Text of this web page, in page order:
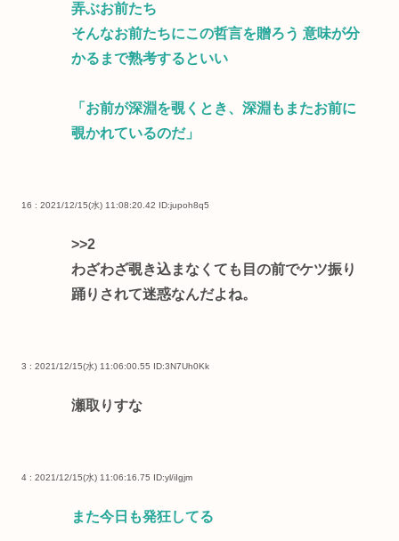
弄ぶお前たち
そんなお前たちにこの哲言を贈ろう 意味が分
かるまで熟考するといい
「お前が深淵を覗くとき、深淵もまたお前に
覗かれているのだ」
16 : 2021/12/15(水) 11:08:20.42 ID:jupoh8q5
>>2
わざわざ覗き込まなくても目の前でケツ振り
踊りされて迷惑なんだよね。
3 : 2021/12/15(水) 11:06:00.55 ID:3N7Uh0Kk
瀬取りすな
4 : 2021/12/15(水) 11:06:16.75 ID:yl/iIgjm
また今日も発狂してる